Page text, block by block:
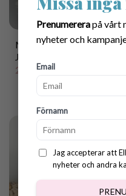
Prenumererapå vårt
nyheter och
Email
Förnamn
Jag accepterar att
nyheter och andra
Mönster Virkade
Julkläder till Hönan Polly
25.00kr